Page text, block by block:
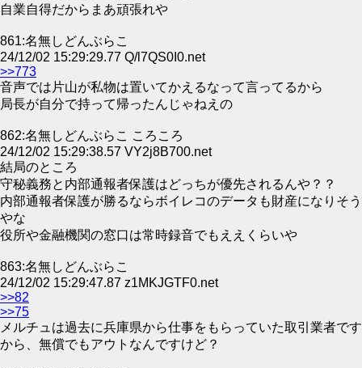
自業自得だからまあ頑張れや
861:名無しどんぶらこ
24/12/02 15:29:29.77 Q/l7QS0I0.net
>>773
音声では片山が私物は置いてかえるなって言ってるから
局長が自分で持って帰ったんじゃねえの
862:名無しどんぶらこ ころころ
24/12/02 15:29:38.57 VY2j8B700.net
結局のところ
守秘義務と内部通報者保護はどっちが優先されるんや？？
内部通報者保護が勝るならボイレコのデータも財産になりそう
やな
役所や金融機関の窓口は常時録音でもええくらいや
863:名無しどんぶらこ
24/12/02 15:29:47.87 z1MKJGTF0.net
>>82
>>75
メルチュは過去に兵庫県から仕事をもらっていた取引業者です
から、無償でもアウトなんですけど？